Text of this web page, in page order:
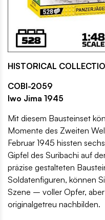
HISTORICAL
COBI-2059
Iwo Jima 1945
Mit diesem Bausteinset
Momente des Zweiten
Februar 1945 hissten
Gipfel des Suribachi auf
präzise gestalteten
Soldatenfiguren, können
Szene – voller Opfer,
originalgetreu nachbilden.